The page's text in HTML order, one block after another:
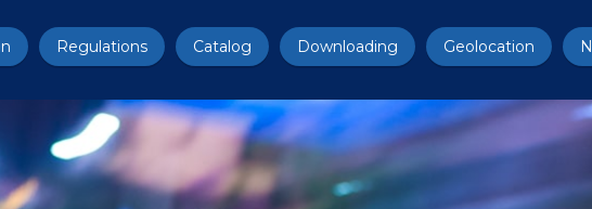
Regulations Catalog Downloading Geolocation